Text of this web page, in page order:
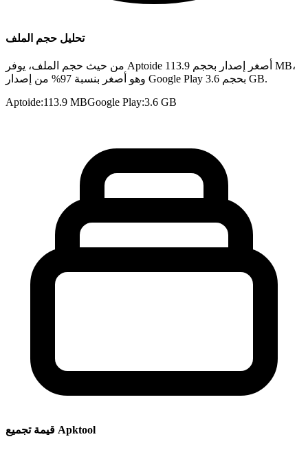
تحليل حجم الملف
من حيث حجم الملف، يوفر Aptoide أصغر إصدار بحجم 113.9 MB،
وهو أصغر بنسبة 97% من إصدار Google Play بحجم 3.6 GB.
Aptoide:113.9 MBGoogle Play:3.6 GB
قيمة تجميع Apktool